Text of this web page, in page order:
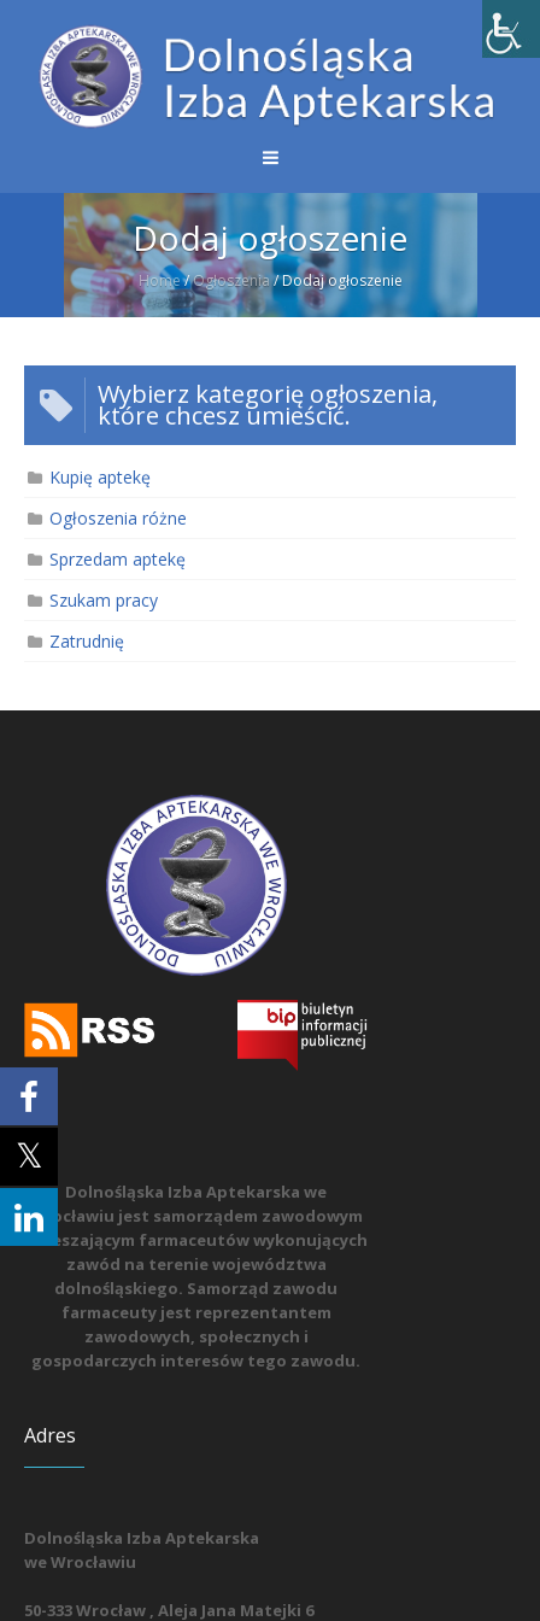
Dodaj ogłoszenie
Home/Ogłoszenia/Dodaj ogłoszenie
Wybierz kategorię ogłoszenia,
które chcesz umieścić.
Kupię aptekę
Ogłoszenia różne
Sprzedam aptekę
Szukam pracy
Zatrudnię
Dolnośląska Izba Aptekarska we
Wrocławiu jest samorządem zawodowym
zrzeszającym farmaceutów wykonujących
zawód na terenie województwa
dolnośląskiego. Samorząd zawodu
farmaceuty jest reprezentantem
zawodowych, społecznych i
gospodarczych interesów tego zawodu.
Adres
Dolnośląska Izba Aptekarska
we Wrocławiu
50-333 Wrocław , Aleja Jana Matejki 6